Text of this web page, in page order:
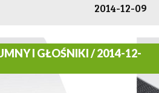
2014-12-09
I GŁOŚNIKI / 2014-12-